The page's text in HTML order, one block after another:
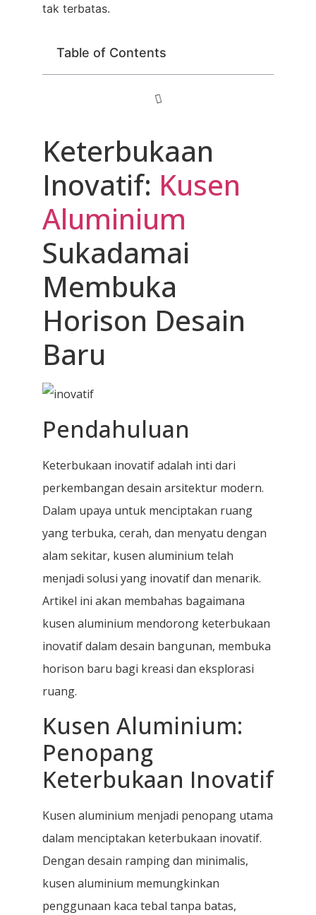
tak terbatas.
Table of Contents
Keterbukaan
Inovatif: Kusen
Aluminium
Sukadamai
Membuka
Horison Desain
Baru
Pendahuluan
Keterbukaan inovatif adalah inti dari
perkembangan desain arsitektur modern.
Dalam upaya untuk menciptakan ruang
yang terbuka, cerah, dan menyatu dengan
alam sekitar, kusen aluminium telah
menjadi solusi yang inovatif dan menarik.
Artikel ini akan membahas bagaimana
kusen aluminium mendorong keterbukaan
inovatif dalam desain bangunan, membuka
horison baru bagi kreasi dan eksplorasi
ruang.
Kusen Aluminium:
Penopang
Keterbukaan Inovatif
Kusen aluminium menjadi penopang utama
dalam menciptakan keterbukaan inovatif.
Dengan desain ramping dan minimalis,
kusen aluminium memungkinkan
penggunaan kaca tebal tanpa batas,